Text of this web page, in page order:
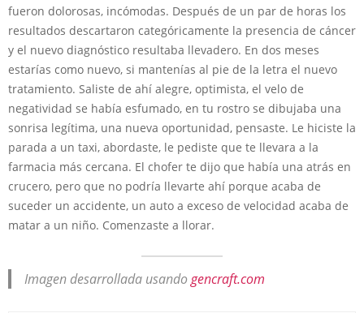
fueron dolorosas, incómodas. Después de un par de horas los
resultados descartaron categóricamente la presencia de cáncer
y el nuevo diagnóstico resultaba llevadero. En dos meses
estarías como nuevo, si mantenías al pie de la letra el nuevo
tratamiento. Saliste de ahí alegre, optimista, el velo de
negatividad se había esfumado, en tu rostro se dibujaba una
sonrisa legítima, una nueva oportunidad, pensaste. Le hiciste la
parada a un taxi, abordaste, le pediste que te llevara a la
farmacia más cercana. El chofer te dijo que había una atrás en
crucero, pero que no podría llevarte ahí porque acaba de
suceder un accidente, un auto a exceso de velocidad acaba de
matar a un niño. Comenzaste a llorar.
Imagen desarrollada usandogencraft.com